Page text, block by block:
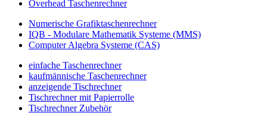
Overhead Taschenrechner
Numerische Grafiktaschenrechner
IQB - Modulare Mathematik Systeme (MMS)
Computer Algebra Systeme (CAS)
einfache Taschenrechner
kaufmännische Taschenrechner
anzeigende Tischrechner
Tischrechner mit Papierrolle
Tischrechner Zubehör